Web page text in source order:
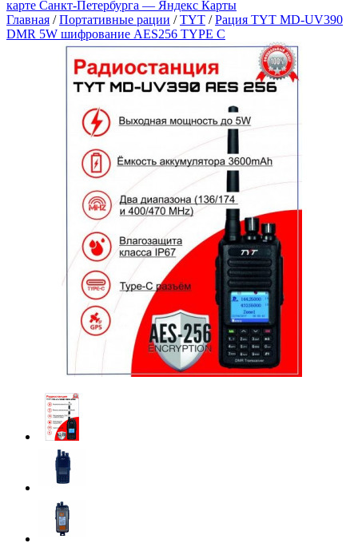
карте Санкт‑Петербурга — Яндекс Карты
Главная /Портативные рации /TYT /Рация TYT MD-UV390
DMR 5W шифрование AES256 TYPE C